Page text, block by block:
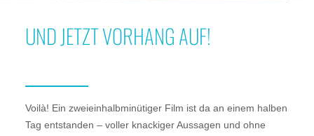
UND JETZT VORHANG AUF!
Voilà! Ein zweieinhalbminütiger Film ist da an einem halben
Tag entstanden – voller knackiger Aussagen und ohne